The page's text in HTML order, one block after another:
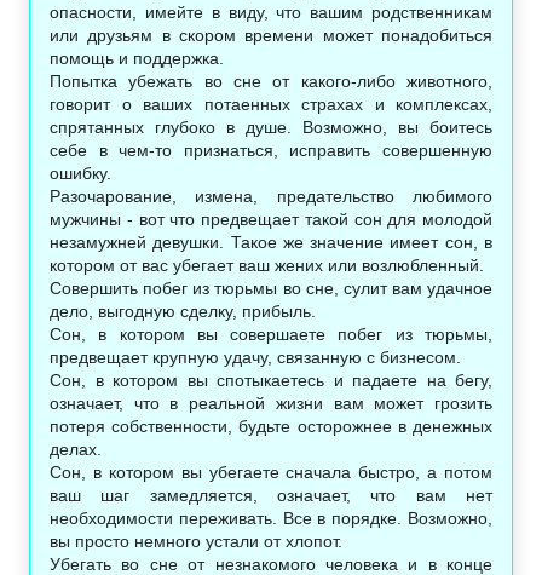
опасности, имейте в виду, что вашим родственникам
или друзьям в скором времени может понадобиться
помощь и поддержка.
Попытка убежать во сне от какого-либо животного,
говорит о ваших потаенных страхах и комплексах,
спрятанных глубоко в душе. Возможно, вы боитесь
себе в чем-то признаться, исправить совершенную
ошибку.
Разочарование, измена, предательство любимого
мужчины - вот что предвещает такой сон для молодой
незамужней девушки. Такое же значение имеет сон, в
котором от вас убегает ваш жених или возлюбленный.
Совершить побег из тюрьмы во сне, сулит вам удачное
дело, выгодную сделку, прибыль.
Сон, в котором вы совершаете побег из тюрьмы,
предвещает крупную удачу, связанную с бизнесом.
Сон, в котором вы спотыкаетесь и падаете на бегу,
означает, что в реальной жизни вам может грозить
потеря собственности, будьте осторожнее в денежных
делах.
Сон, в котором вы убегаете сначала быстро, а потом
ваш шаг замедляется, означает, что вам нет
необходимости переживать. Все в порядке. Возможно,
вы просто немного устали от хлопот.
Убегать во сне от незнакомого человека и в конце